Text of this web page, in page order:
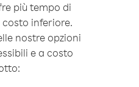
più tempo di
inferiore.
nostre opzioni
e a costo